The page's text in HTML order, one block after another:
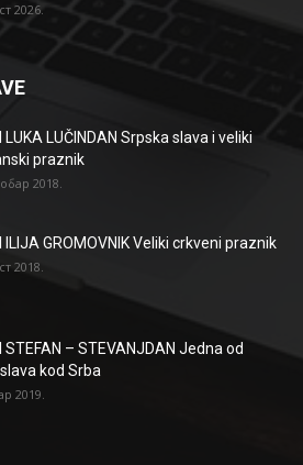
2026.
LUKA LUČINDAN Srpska slava i veliki
praznik
2018.
ILIJA GROMOVNIK Veliki crkveni praznik
2018.
STEFAN – STEVANJDAN Jedna od
kod Srba
2019.